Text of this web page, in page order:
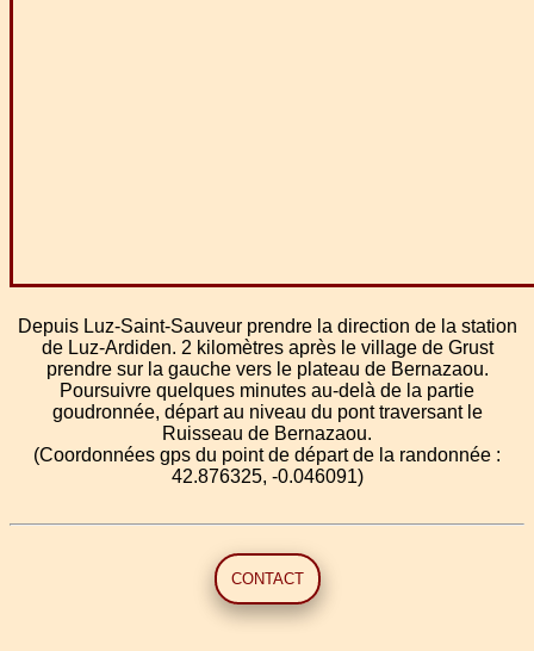
Depuis Luz-Saint-Sauveur prendre la direction de la station
de Luz-Ardiden. 2 kilomètres après le village de Grust
prendre sur la gauche vers le plateau de Bernazaou.
Poursuivre quelques minutes au-delà de la partie
goudronnée, départ au niveau du pont traversant le
Ruisseau de Bernazaou.
(Coordonnées gps du point de départ de la randonnée :
42.876325, -0.046091)
CONTACT